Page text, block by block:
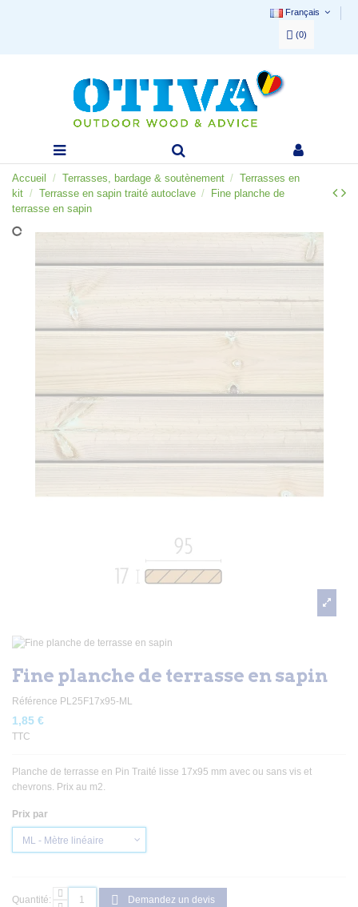
Français
(0)
Accueil Terrasses, bardage & soutènement
Terrasses en
kit
Terrasse en sapin traité autoclave
Fine planche de
terrasse en sapin
Fine planche de terrasse en sapin
Référence PL25F17x95-ML
1,85 €
TTC
Planche de terrasse en Pin Traité lisse 17x95 mm avec ou sans vis et
chevrons. Prix au m2.
Prix par
Quantité: Demandez un devis